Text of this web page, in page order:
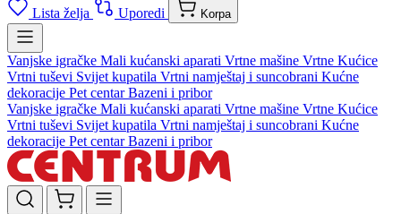
Lista želja Uporedi Korpa
Vanjske igračke Mali kućanski aparati Vrtne mašine Vrtne Kućice
Vrtni tuševi Svijet kupatila Vrtni namještaj i suncobrani Kućne
dekoracije Pet centarBazeni i pribor
Vanjske igračke Mali kućanski aparati Vrtne mašine Vrtne Kućice
Vrtni tuševi Svijet kupatila Vrtni namještaj i suncobrani Kućne
dekoracije Pet centarBazeni i pribor